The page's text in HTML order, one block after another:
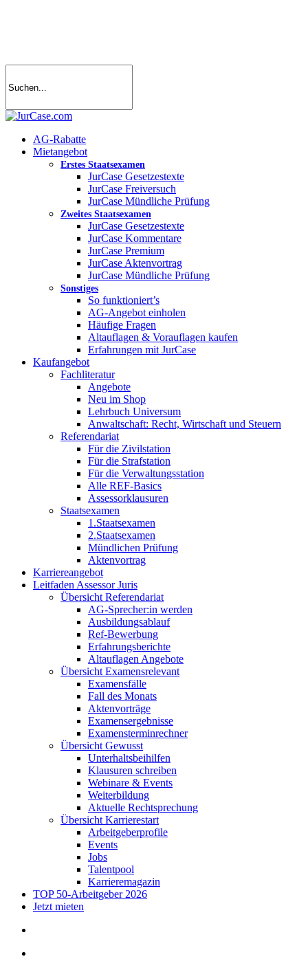
search
account
Menu
AG-Rabatte
Mietangebot
Erstes Staatsexamen
JurCase Gesetzestexte
JurCase Freiversuch
JurCase Mündliche Prüfung
Zweites Staatsexamen
JurCase Gesetzestexte
JurCase Kommentare
JurCase Premium
JurCase Aktenvortrag
JurCase Mündliche Prüfung
Sonstiges
So funktioniert’s
AG-Angebot einholen
Häufige Fragen
Altauflagen & Vorauflagen kaufen
Erfahrungen mit JurCase
Kaufangebot
Fachliteratur
Angebote
Neu im Shop
Lehrbuch Universum
Anwaltschaft: Recht, Wirtschaft und Steuern
Referendariat
Für die Zivilstation
Für die Strafstation
Für die Verwaltungsstation
Alle REF-Basics
Assessorklausuren
Staatsexamen
1.Staatsexamen
2.Staatsexamen
Mündlichen Prüfung
Aktenvortrag
Karriereangebot
Leitfaden Assessor Juris
Übersicht Referendariat
AG-Sprecher:in werden
Ausbildungsablauf
Ref-Bewerbung
Erfahrungsberichte
Altauflagen Angebote
Übersicht Examensrelevant
Examensfälle
Fall des Monats
Aktenvorträge
Examensergebnisse
Examensterminrechner
Übersicht Gewusst
Unterhaltsbeihilfen
Klausuren schreiben
Webinare & Events
Weiterbildung
Aktuelle Rechtsprechung
Übersicht Karrierestart
Arbeitgeberprofile
Events
Jobs
Talentpool
Karrieremagazin
TOP 50-Arbeitgeber 2026
Jetzt mieten